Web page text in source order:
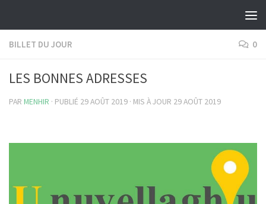
BILLET DU JOUR 0
LES BONNES ADRESSES
PAR MENHIR · PUBLIÉ 29 AOÛT 2019 · MIS À JOUR 29 AOÛT 2019